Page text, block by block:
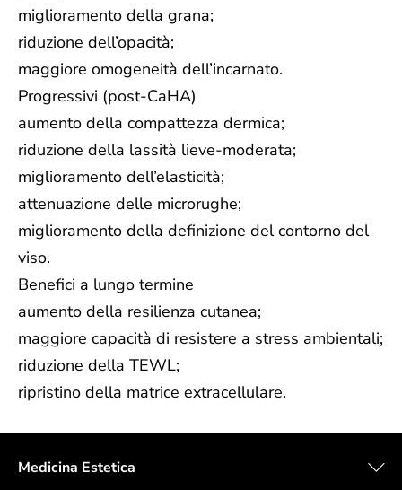
miglioramento della grana;
riduzione dell’opacità;
maggiore omogeneità dell’incarnato.
Progressivi (post-CaHA)
aumento della compattezza dermica;
riduzione della lassità lieve-moderata;
miglioramento dell’elasticità;
attenuazione delle microrughe;
miglioramento della definizione del contorno del
viso.
Benefici a lungo termine
aumento della resilienza cutanea;
maggiore capacità di resistere a stress ambientali;
riduzione della TEWL;
ripristino della matrice extracellulare.
Medicina Estetica